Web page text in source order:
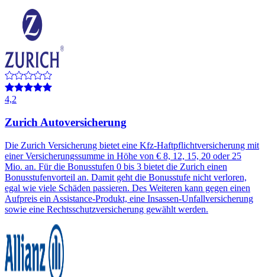
4,2
Zurich Autoversicherung
Die Zurich Versicherung bietet eine Kfz-Haftpflichtversicherung mit
einer Versicherungssumme in Höhe von € 8, 12, 15, 20 oder 25
Mio. an. Für die Bonusstufen 0 bis 3 bietet die Zurich einen
Bonusstufenvorteil an. Damit geht die Bonusstufe nicht verloren,
egal wie viele Schäden passieren. Des Weiteren kann gegen einen
Aufpreis ein Assistance-Produkt, eine Insassen-Unfallversicherung
sowie eine Rechtsschutzversicherung gewählt werden.